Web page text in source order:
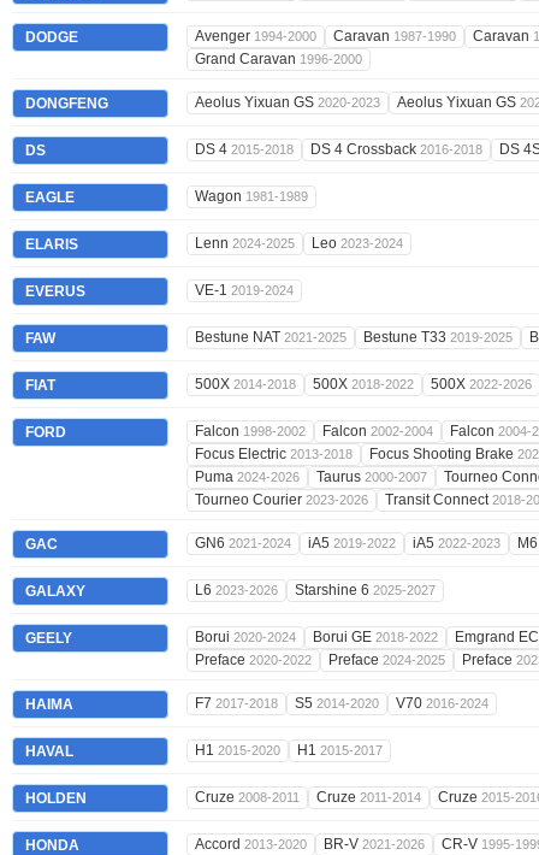
DODGE Avenger 1994-2000 Caravan 1987-1990 Caravan
Grand Caravan 1996-2000
DONGFENG Aeolus Yixuan GS 2020-2023 Aeolus Yixuan GS
DS DS 4 2015-2018 DS 4 Crossback 2016-2018 DS
EAGLE Wagon 1981-1989
ELARIS Lenn 2024-2025 Leo 2023-2024
EVERUS VE-1 2019-2024
FAW Bestune NAT 2021-2025 Bestune T33 2019-2025
FIAT 500X 2014-2018 500X 2018-2022 500X 2022-2026
FORD Falcon 1998-2002 Falcon 2002-2004 Falcon 2004-
Focus Electric 2013-2018 Focus Shooting Brake
Puma 2024-2026 Taurus 2000-2007
Tourneo
Tourneo Courier 2023-2026 Transit Connect2018-
GAC GN6 2021-2024 iA5 2019-2022 iA5 2022-2023
GALAXY L6 2023-2026 Starshine 6 2025-2027
GEELY Borui 2020-2024 Borui GE 2018-2022
Emgrand
Preface 2020-2022 Preface 2024-2025 Preface
HAIMA F7 2017-2018 S5 2014-2020 V70 2016-2024
HAVAL H1 2015-2020 H1 2015-2017
HOLDEN Cruze 2008-2011 Cruze 2011-2014 Cruze 2015-
HONDA Accord 2013-2020 BR-V 2021-2026 CR-V 1995-